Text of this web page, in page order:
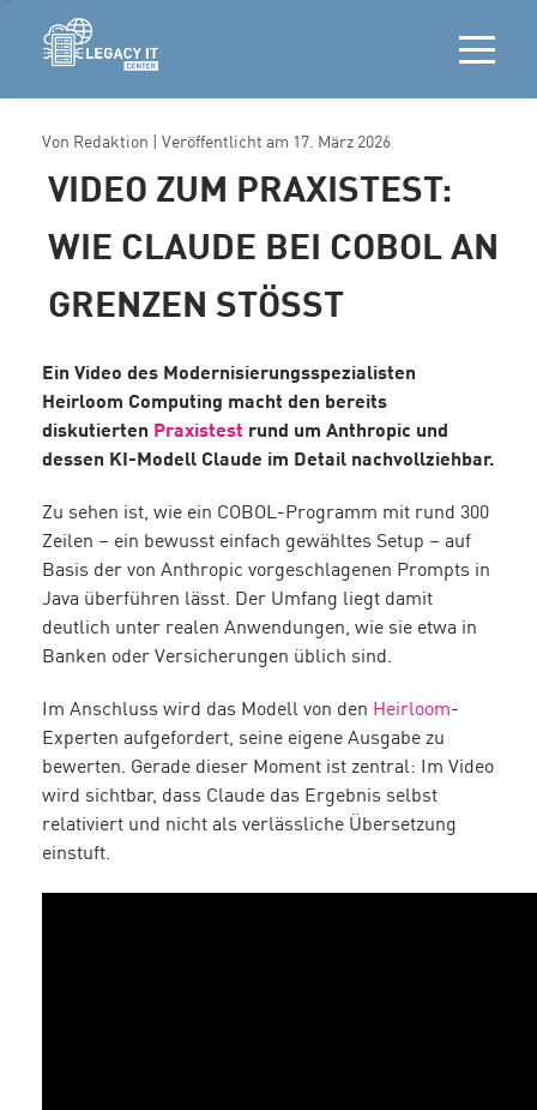
Von Redaktion | Veröffentlicht am 17. März 2026
VIDEO ZUM PRAXISTEST:
WIE CLAUDE BEI COBOL AN
GRENZEN STÖSST
Ein Video des Modernisierungsspezialisten
Heirloom Computing macht den bereits
diskutierten Praxistest rund um Anthropic und
dessen KI-Modell Claude im Detail nachvollziehbar.
Zu sehen ist, wie ein COBOL-Programm mit rund 300
Zeilen – ein bewusst einfach gewähltes Setup – auf
Basis der von Anthropic vorgeschlagenen Prompts in
Java überführen lässt. Der Umfang liegt damit
deutlich unter realen Anwendungen, wie sie etwa in
Banken oder Versicherungen üblich sind.
Im Anschluss wird das Modell von den Heirloom-
Experten aufgefordert, seine eigene Ausgabe zu
bewerten. Gerade dieser Moment ist zentral: Im Video
wird sichtbar, dass Claude das Ergebnis selbst
relativiert und nicht als verlässliche Übersetzung
einstuft.